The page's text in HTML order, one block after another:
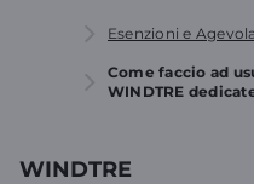
Esenzioni e
Come faccio ad
WINDTRE
WINDTRE